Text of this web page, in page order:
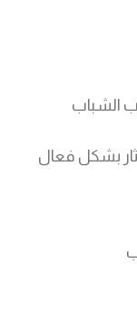
الشباب
بشكل فعال